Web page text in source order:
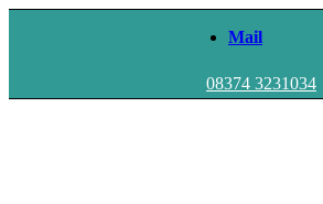
Mail
08374 3231034